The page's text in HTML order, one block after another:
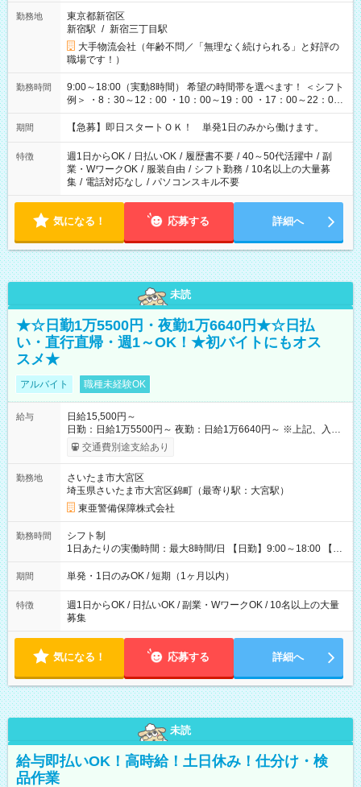
勤務地
東京都新宿区
新宿駅 / 新宿三丁目駅
大手物流会社（年齢不問／「無理なく続けられる」と好評の
職場です！）
勤務時間
9:00～18:00（実動8時間） 希望の時間帯を選べます！ ＜シフト
例＞ ・8：30～12：00 ・10：00～19：00 ・17：00～22：00
・13：00～22：00 ・22：00～翌6：00 など
期間 【急募】即日スタートＯＫ！ 単発1日のみから働けます。
特徴 週1日からOK / 日払いOK / 履歴書不要 / 40～50代活躍中 / 副
業・WワークOK / 服装自由 / シフト勤務 / 10名以上の大量募
集 / 電話対応なし / パソコンスキル不要
気になる！ 応募する 詳細へ
未読
★☆日勤1万5500円・夜勤1万6640円★☆日払
い・直行直帰・週1～OK！★初バイトにもオス
スメ★
アルバイト 職種未経験OK
給与
日給15,500円～
日勤：日給1万5500円～ 夜勤：日給1万6640円～ ※上記、入社
祝手当4000円含む(25勤務まで) ┗新任研修の終了から100日以内
┗規定あり ／ 経験や年齢を問わず、 頑張った方全員に支給され
日給は全額支給！ ■月22日以上勤務すると… 日給1000円UP！ ■
日払い・週払い・前払いOK！ 給与即時払いサービス『クリア
(CRIA)』で 最短当日にコンビニATMから 現金で給与を受け取れ
ます♪ ※稼働分・規定あり ■法定研修(7h×3日間)中も 手当をしっ
かり【3万円】支給！ ┗研修手当の一部(9，000円)は手渡しで支
給 ┗昼食代も別途支給(500円×3日間） ┗研修期間中も交通費全
交通費別途支給あり
勤務地
さいたま市大宮区
埼玉県さいたま市大宮区錦町（最寄り駅：大宮駅）
東亜警備保障株式会社
勤務時間
シフト制
1日あたりの実働時間：最大8時間/日 【日勤】9:00～18:00 【夜
勤】20:00～翌5:00 ・【日勤のみ】【夜勤のみ】もOK♪ ・自分
の都合に合わせて稼げます◎ ・シフトの申告は電話・メールで
ライベートの予定に 合わせて好きな時など、自由に働けます
期間 単発・1日のみOK / 短期（1ヶ月以内）
特徴
週1日からOK / 日払いOK / 副業・WワークOK / 10名以上の大量
募集
気になる！ 応募する 詳細へ
未読
給与即払いOK！高時給！土日休み！仕分け・検
品作業